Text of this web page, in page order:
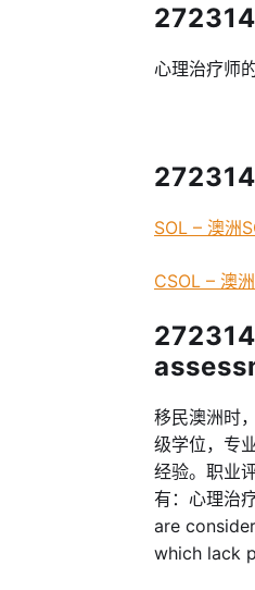
心理治疗师
SOL – 澳洲
CSOL – 澳
移民澳洲时
级学位，专
经验。职业
有：心理治
are
which lack